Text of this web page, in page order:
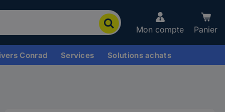
Mon compte Panier
Conrad Services Solutions achats